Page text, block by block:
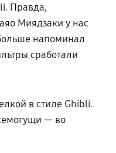
Правда,
Миядзаки у нас
напоминал
сработали
в стиле Ghibli.
— во